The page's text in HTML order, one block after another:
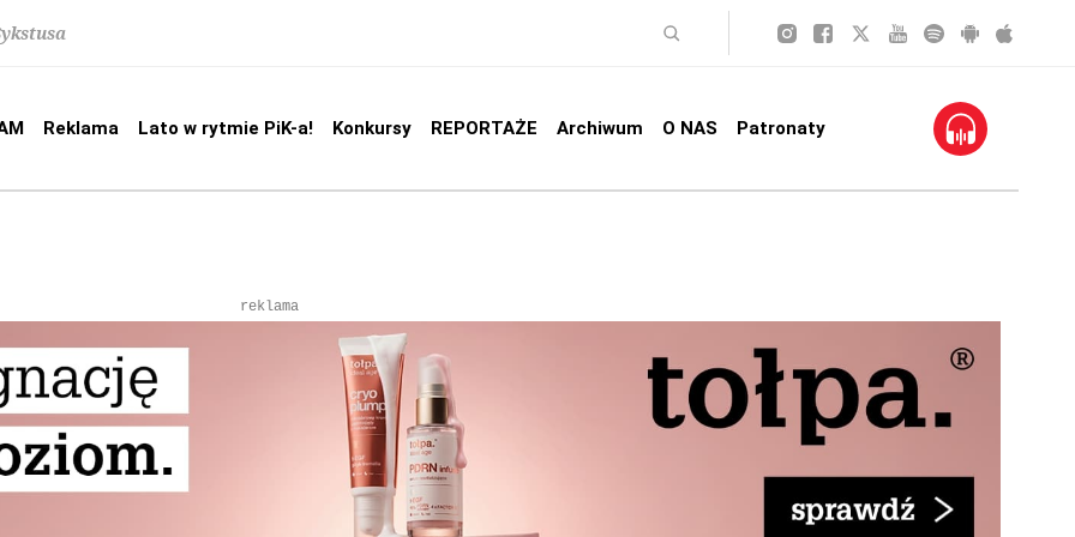
Reklama Lato w rytmie PiK-a! Konkursy REPORTAŻE Archiwum O NAS Patronaty
reklama